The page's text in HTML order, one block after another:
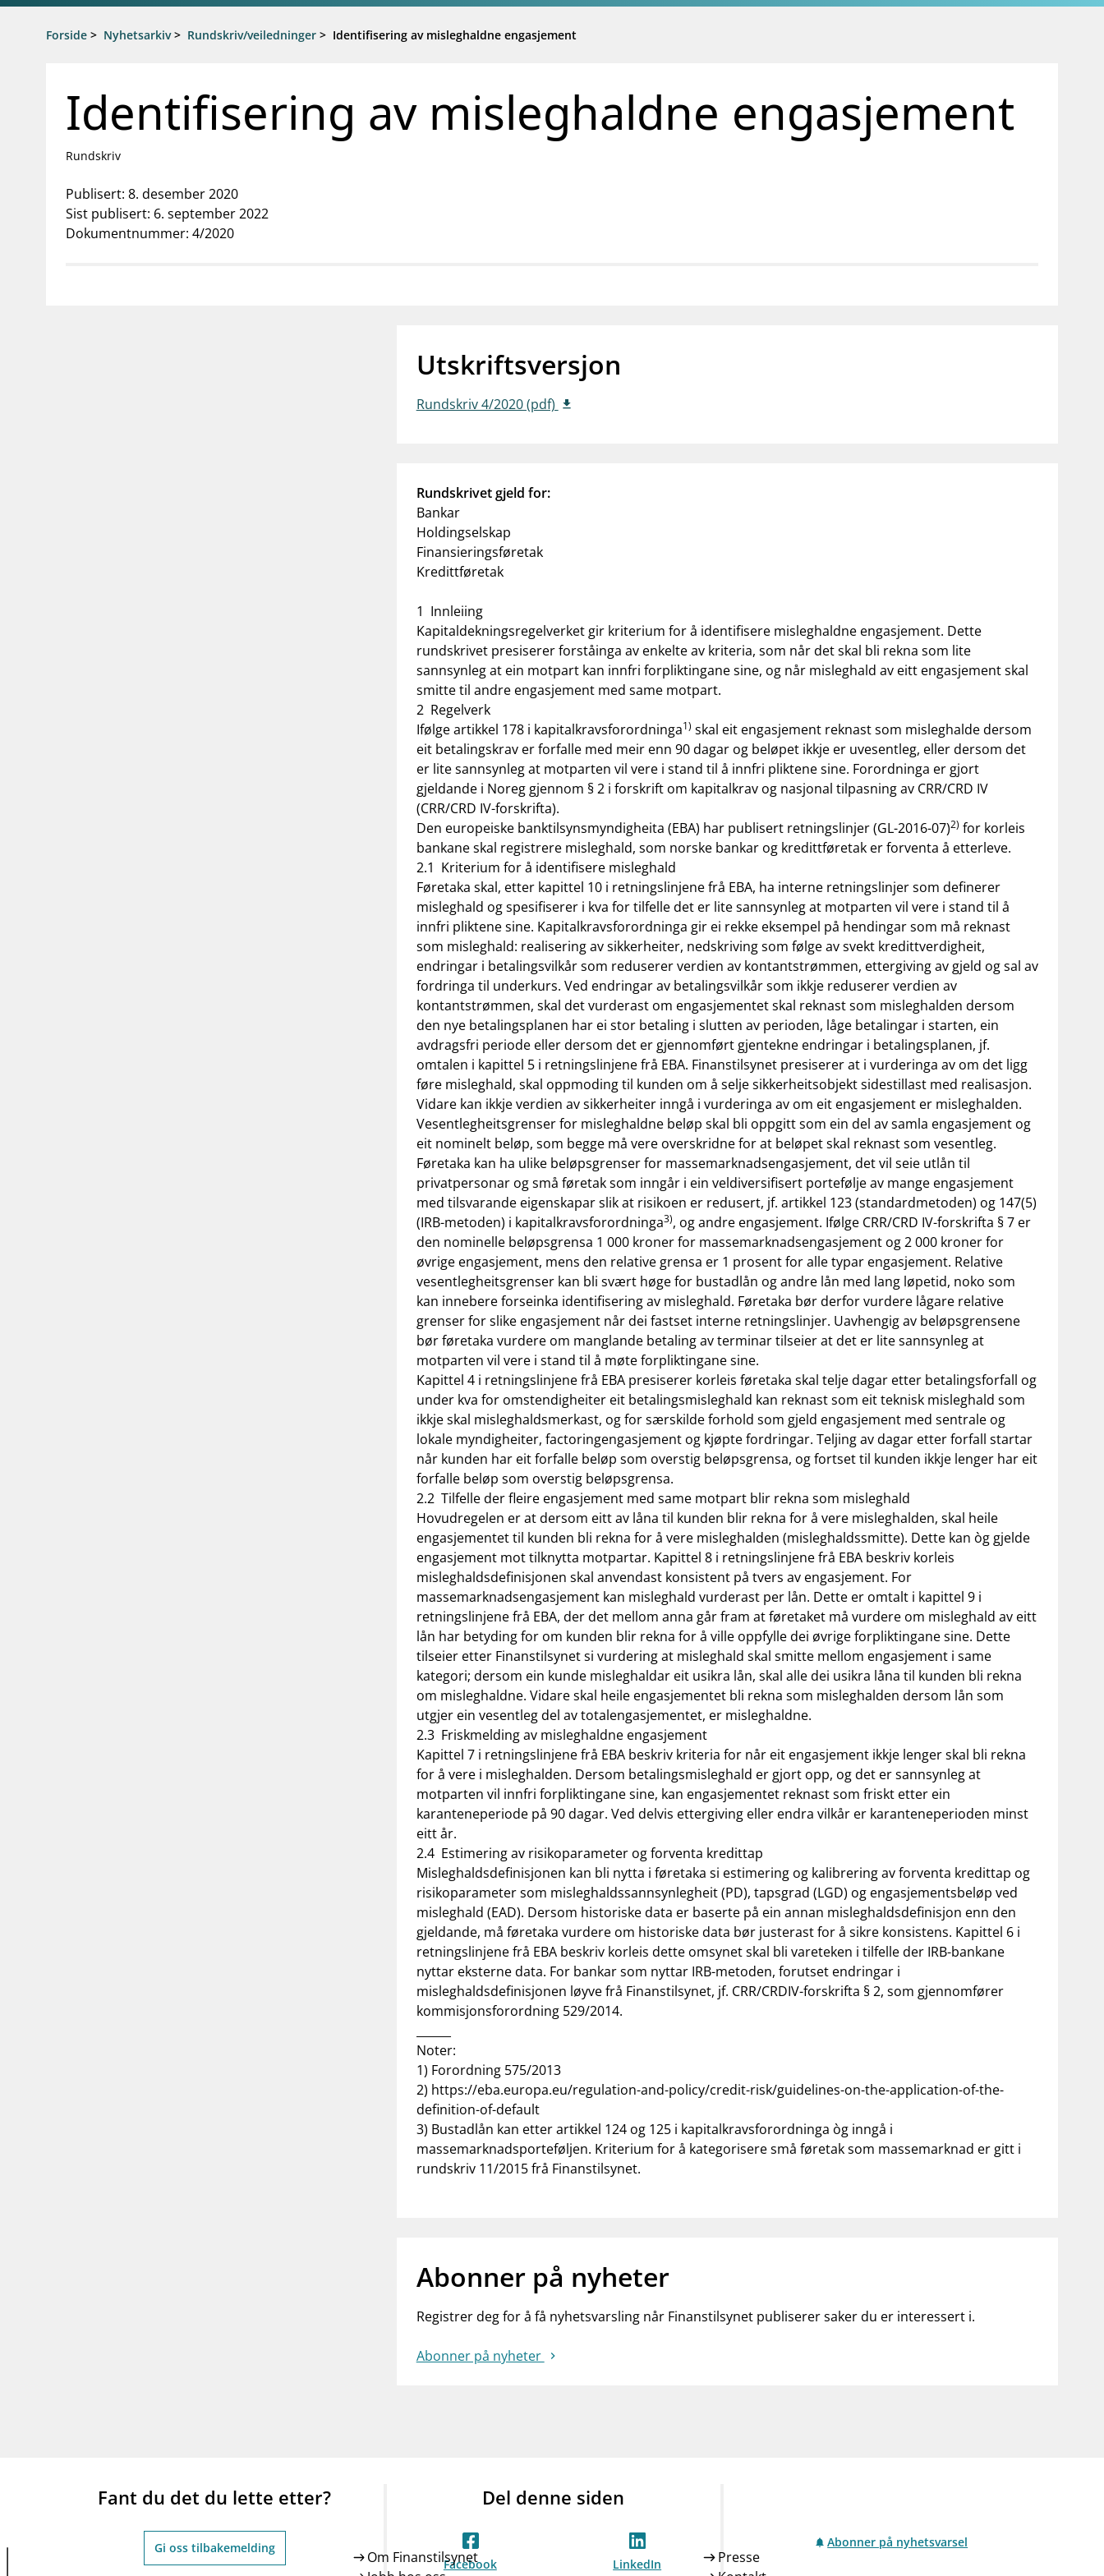
Gå til hovedinnhold
Gå til søkesiden
Forside > Nyhetsarkiv > Rundskriv/veiledninger > Identifisering av misleghaldne engasjement
Identifisering av misleghaldne engasjement
Rundskriv
Publisert: 8. desember 2020
Sist publisert: 6. september 2022
Dokumentnummer: 4/2020
Utskriftsversjon
Rundskriv 4/2020 (pdf)
Rundskrivet gjeld for:
Bankar
Holdingselskap
Finansieringsføretak
Kredittføretak
1 Innleiing
Kapitaldekningsregelverket gir kriterium for å identifisere misleghaldne engasjement. Dette
rundskrivet presiserer forståinga av enkelte av kriteria, som når det skal bli rekna som lite
sannsynleg at ein motpart kan innfri forpliktingane sine, og når misleghald av eitt engasjement skal
smitte til andre engasjement med same motpart.
2 Regelverk
Ifølge artikkel 178 i kapitalkravsforordninga1) skal eit engasjement reknast som misleghalde dersom
eit betalingskrav er forfalle med meir enn 90 dagar og beløpet ikkje er uvesentleg, eller dersom det
er lite sannsynleg at motparten vil vere i stand til å innfri pliktene sine. Forordninga er gjort
gjeldande i Noreg gjennom § 2 i forskrift om kapitalkrav og nasjonal tilpasning av CRR/CRD IV
(CRR/CRD IV-forskrifta).
Den europeiske banktilsynsmyndigheita (EBA) har publisert retningslinjer (GL-2016-07)2) for korleis
bankane skal registrere misleghald, som norske bankar og kredittføretak er forventa å etterleve.
2.1 Kriterium for å identifisere misleghald
Føretaka skal, etter kapittel 10 i retningslinjene frå EBA, ha interne retningslinjer som definerer
misleghald og spesifiserer i kva for tilfelle det er lite sannsynleg at motparten vil vere i stand til å
innfri pliktene sine. Kapitalkravsforordninga gir ei rekke eksempel på hendingar som må reknast
som misleghald: realisering av sikkerheiter, nedskriving som følge av svekt kredittverdigheit,
endringar i betalingsvilkår som reduserer verdien av kontantstrømmen, ettergiving av gjeld og sal av
fordringa til underkurs. Ved endringar av betalingsvilkår som ikkje reduserer verdien av
kontantstrømmen, skal det vurderast om engasjementet skal reknast som misleghalden dersom
den nye betalingsplanen har ei stor betaling i slutten av perioden, låge betalingar i starten, ein
avdragsfri periode eller dersom det er gjennomført gjentekne endringar i betalingsplanen, jf.
omtalen i kapittel 5 i retningslinjene frå EBA. Finanstilsynet presiserer at i vurderinga av om det ligg
føre misleghald, skal oppmoding til kunden om å selje sikkerheitsobjekt sidestillast med realisasjon.
Vidare kan ikkje verdien av sikkerheiter inngå i vurderinga av om eit engasjement er misleghalden.
Vesentlegheitsgrenser for misleghaldne beløp skal bli oppgitt som ein del av samla engasjement og
eit nominelt beløp, som begge må vere overskridne for at beløpet skal reknast som vesentleg.
Føretaka kan ha ulike beløpsgrenser for massemarknadsengasjement, det vil seie utlån til
privatpersonar og små føretak som inngår i ein veldiversifisert portefølje av mange engasjement
med tilsvarande eigenskapar slik at risikoen er redusert, jf. artikkel 123 (standardmetoden) og 147(5)
(IRB-metoden) i kapitalkravsforordninga3), og andre engasjement. Ifølge CRR/CRD IV-forskrifta § 7 er
den nominelle beløpsgrensa 1 000 kroner for massemarknadsengasjement og 2 000 kroner for
øvrige engasjement, mens den relative grensa er 1 prosent for alle typar engasjement. Relative
vesentlegheitsgrenser kan bli svært høge for bustadlån og andre lån med lang løpetid, noko som
kan innebere forseinka identifisering av misleghald. Føretaka bør derfor vurdere lågare relative
grenser for slike engasjement når dei fastset interne retningslinjer. Uavhengig av beløpsgrensene
bør føretaka vurdere om manglande betaling av terminar tilseier at det er lite sannsynleg at
motparten vil vere i stand til å møte forpliktingane sine.
Kapittel 4 i retningslinjene frå EBA presiserer korleis føretaka skal telje dagar etter betalingsforfall og
under kva for omstendigheiter eit betalingsmisleghald kan reknast som eit teknisk misleghald som
ikkje skal misleghaldsmerkast, og for særskilde forhold som gjeld engasjement med sentrale og
lokale myndigheiter, factoringengasjement og kjøpte fordringar. Teljing av dagar etter forfall startar
når kunden har eit forfalle beløp som overstig beløpsgrensa, og fortset til kunden ikkje lenger har eit
forfalle beløp som overstig beløpsgrensa.
2.2 Tilfelle der fleire engasjement med same motpart blir rekna som misleghald
Hovudregelen er at dersom eitt av låna til kunden blir rekna for å vere misleghalden, skal heile
engasjementet til kunden bli rekna for å vere misleghalden (misleghaldssmitte). Dette kan òg gjelde
engasjement mot tilknytta motpartar. Kapittel 8 i retningslinjene frå EBA beskriv korleis
misleghaldsdefinisjonen skal anvendast konsistent på tvers av engasjement. For
massemarknadsengasjement kan misleghald vurderast per lån. Dette er omtalt i kapittel 9 i
retningslinjene frå EBA, der det mellom anna går fram at føretaket må vurdere om misleghald av eitt
lån har betyding for om kunden blir rekna for å ville oppfylle dei øvrige forpliktingane sine. Dette
tilseier etter Finanstilsynet si vurdering at misleghald skal smitte mellom engasjement i same
kategori; dersom ein kunde misleghaldar eit usikra lån, skal alle dei usikra låna til kunden bli rekna
om misleghaldne. Vidare skal heile engasjementet bli rekna som misleghalden dersom lån som
utgjer ein vesentleg del av totalengasjementet, er misleghaldne.
2.3 Friskmelding av misleghaldne engasjement
Kapittel 7 i retningslinjene frå EBA beskriv kriteria for når eit engasjement ikkje lenger skal bli rekna
for å vere i misleghalden. Dersom betalingsmisleghald er gjort opp, og det er sannsynleg at
motparten vil innfri forpliktingane sine, kan engasjementet reknast som friskt etter ein
karanteneperiode på 90 dagar. Ved delvis ettergiving eller endra vilkår er karanteneperioden minst
eitt år.
2.4 Estimering av risikoparameter og forventa kredittap
Misleghaldsdefinisjonen kan bli nytta i føretaka si estimering og kalibrering av forventa kredittap og
risikoparameter som misleghaldssannsynlegheit (PD), tapsgrad (LGD) og engasjementsbeløp ved
misleghald (EAD). Dersom historiske data er baserte på ein annan misleghaldsdefinisjon enn den
gjeldande, må føretaka vurdere om historiske data bør justerast for å sikre konsistens. Kapittel 6 i
retningslinjene frå EBA beskriv korleis dette omsynet skal bli vareteken i tilfelle der IRB-bankane
nyttar eksterne data. For bankar som nyttar IRB-metoden, forutset endringar i
misleghaldsdefinisjonen løyve frå Finanstilsynet, jf. CRR/CRDIV-forskrifta § 2, som gjennomfører
kommisjonsforordning 529/2014.
Noter:
1) Forordning 575/2013
2) https://eba.europa.eu/regulation-and-policy/credit-risk/guidelines-on-the-application-of-the-
definition-of-default
3) Bustadlån kan etter artikkel 124 og 125 i kapitalkravsforordninga òg inngå i
massemarknadsporteføljen. Kriterium for å kategorisere små føretak som massemarknad er gitt i
rundskriv 11/2015 frå Finanstilsynet.
Abonner på nyheter
Registrer deg for å få nyhetsvarsling når Finanstilsynet publiserer saker du er interessert i.
Abonner på nyheter
Fant du det du lette etter?
Gi oss tilbakemelding
Del denne siden
Facebook LinkedIn
Abonner på nyhetsvarsel
Om Finanstilsynet
Presse